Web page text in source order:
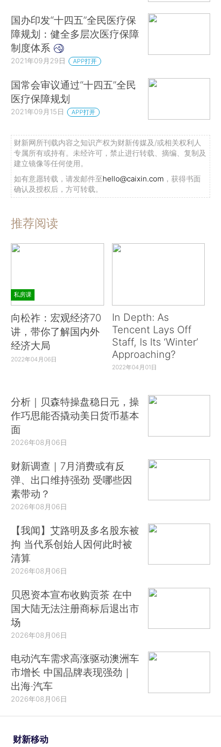
国办印发“十四五”全民医疗保
障规划：健全多层次医疗保障
制度体系
2021年09月29日 APP打开
国常会审议通过“十四五”全民
医疗保障规划
2021年09月15日 APP打开
财新网所刊载内容之知识产权为财新传媒及/或相关权利人
专属所有或持有。未经许可，禁止进行转载、摘编、复制及
建立镜像等任何使用。
如有意愿转载，请发邮件至hello@caixin.com ，获得书面
确认及授权后，方可转载。
推荐阅读
私房课
向松祚：宏观经济70
讲，带你了解国内外
经济大局
2022年04月06日
In Depth: As
Tencent Lays Off
Staff, Is Its ‘Winter’
Approaching?
2022年04月01日
分析｜贝森特操盘稳日元，操
作巧思能否撬动美日货币基本
面
2026年08月06日
财新调查｜7月消费或有反
弹、出口维持强劲 受哪些因
素带动？
2026年08月06日
【我闻】艾路明及多名股东被
拘 当代系创始人因何此时被
清算
2026年08月06日
贝恩资本宣布收购贡茶 在中
国大陆无法注册商标后退出市
场
2026年08月06日
电动汽车需求高涨驱动澳洲车
市增长 中国品牌表现强劲｜
出海·汽车
2026年08月06日
财新移动